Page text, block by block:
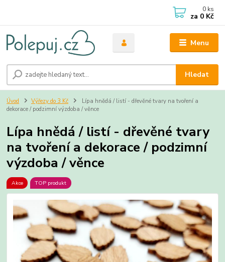
Menu
Hledat
0 ks
za 0 Kč
Úvod Výřezy do 3 Kč
Lípa hnědá / listí - dřevěné tvary na tvoření a
dekorace / podzimní výzdoba / věnce
Lípa hnědá / listí - dřevěné tvary
na tvoření a dekorace / podzimní
výzdoba / věnce
Akce TOP produkt